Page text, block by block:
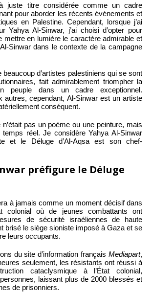
à juste titre considérée comme un cadre
pour aborder les récents événements et
en Palestine. Cependant, lorsque j’ai
Yahya Al-Sinwar, j’ai choisi d’opter pour
mettre en lumière le caractère admirable et
Sinwar dans le contexte de la campagne
d’artistes palestiniens qui se sont
fait admirablement triompher la
peuple dans un cadre exceptionnel.
autres, cependant, Al-Sinwar est un artiste
conséquent.
pas un poème ou une peinture, mais
temps réel. Je considère Yahya Al-Sinwar
et le Déluge d’Al-Aqsa est son chef-
préfigure le Déluge
à jamais comme un moment décisif dans
colonial où de jeunes combattants ont
de sécurité israéliennes de haute
brisé le siège sioniste imposé à Gaza et se
leurs occupants.
du site d’information français Mediapart,
seulement, les résistants ont réussi à
cataclysmique à l’État colonial,
laissant plus de 2000 blessés et
de prisonniers.